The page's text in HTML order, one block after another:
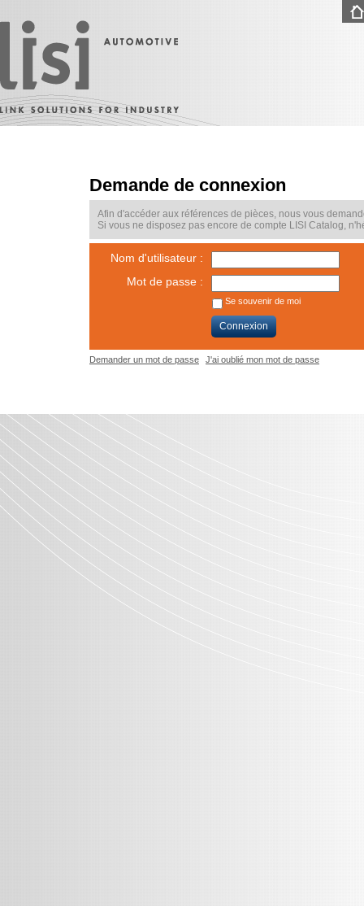
Demande de connexion
Afin d'accéder aux références de pièces, nous vous
Si vous ne disposez pas encore de compte LISI Catalog,
Nom d'utilisateur :
Mot de passe :
Se souvenir de moi
Connexion
Demander un mot de passe J'ai oublié mon mot de passe